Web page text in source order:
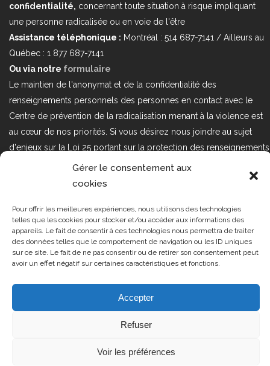
Gérer le consentement aux
cookies
Pour offrir les meilleures expériences, nous utilisons des technologies
telles que les cookies pour stocker et/ou accéder aux informations des
appareils. Le fait de consentir à ces technologies nous permettra de traiter
des données telles que le comportement de navigation ou les ID uniques
sur ce site. Le fait de ne pas consentir ou de retirer son consentement peut
avoir un effet négatif sur certaines caractéristiques et fonctions.
Accepter
Refuser
Voir les préférences
confidentialité, concernant toute situation à risque impliquant
une personne radicalisée ou en voie de l'être
Assistance téléphonique : Montréal : 514 687-7141 / Ailleurs au
Québec : 1 877 687-7141
Ou via notre formulaire
Le maintien de l'anonymat et de la confidentialité des
renseignements personnels des personnes en contact avec le
Centre de prévention de la radicalisation menant à la violence est
au cœur de nos priorités. Si vous désirez nous joindre au sujet
d'enjeux sur la Loi 25 portant sur la protection des renseignements
personnels dans le secteur privé, veuillez communiquer avec
nous à l'adresse courriel suivant : loi25@cprmv.org Pour en savoir
Tous droits réservés @2019 CPRMV
| Centre de prévention de la
radicalisation menant à la violence
(CPRMV)